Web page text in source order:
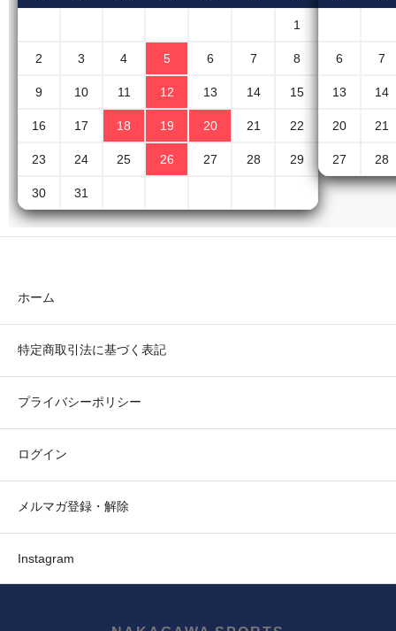
1
2 3 4 5 6 7 8
9 10 11 12 13 14 15
16 17 18 19 20 21 22
23 24 25 26 27 28 29
30 31
6 7
13 14
20 21
27 28
ホーム
特定商取引法に基づく表記
プライバシーポリシー
ログイン
メルマガ登録・解除
Instagram